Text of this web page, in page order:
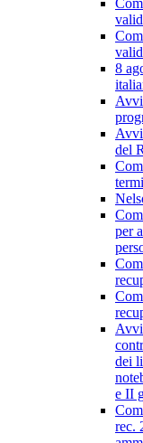
8
del
per
dei
e II
rec.